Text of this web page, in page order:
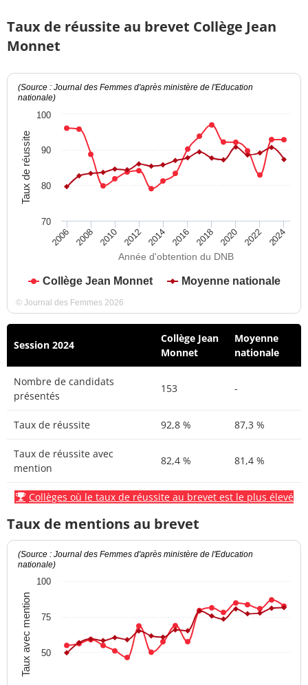
Taux de réussite au brevet Collège Jean
Monnet
Année d'obtention du DNB
Taux de réussite
(Source : Journal des Femmes d'après ministère de l'Education
nationale)
Collège Jean Monnet Moyenne nationale
2006 2008 2010 2012 2014 2016 2018 2020 2022 2024
70
80
90
100
© Journal des Femmes 2026
Session 2024
Collège Jean
Monnet
Moyenne
nationale
Nombre de candidats
présentés
153 -
Taux de réussite 92,8 % 87,3 %
Taux de réussite avec
mention
82,4 % 81,4 %
Collèges où le taux de réussite au brevet est le plus élevé
Taux de mentions au brevet
Taux avec mention
(Source : Journal des Femmes d'après ministère de l'Education
nationale)
100
50
75